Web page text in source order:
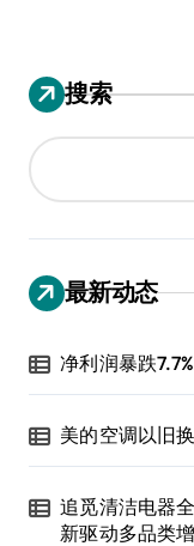
搜索
最新动态
净利润暴跌
美的空调以旧
追觅清洁电器
新驱动多品类